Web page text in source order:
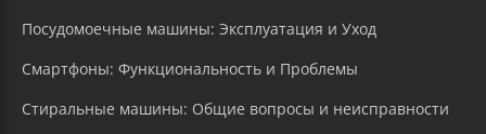
Посудомоечные машины: Эксплуатация и Уход
Смартфоны: Функциональность и Проблемы
Стиральные машины: Общие вопросы и неисправности